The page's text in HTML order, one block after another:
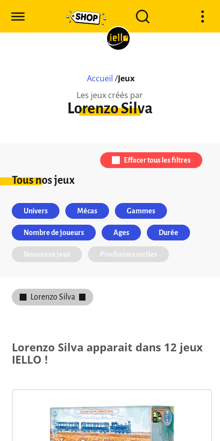
Accueil /Jeux
Les jeux créés par
Lorenzo Silva
Tous nos jeux
Effacer tous les filtres
Univers Mécas Gammes
Nombre de joueurs Ages Durée
Nouveaux jeux Prochaines sorties
Lorenzo Silva
Lorenzo Silva apparait dans 12 jeux
IELLO !